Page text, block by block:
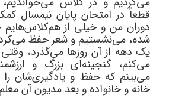
قطعاً در امتحان پایان نیمسال
دوران من و خیلی از همکلاس
شده، مینشستیم و شعر حفظ می
یک دهه از آن روزها میگذرد،
میکنم، گنجینهای بزرگ و
میبینم که حفظ و یادگیریشان
خانه و خانواده و بعد مدیون آن